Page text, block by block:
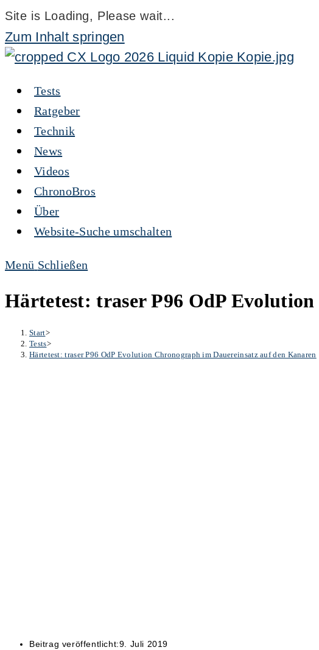
Site is Loading, Please wait...
Zum Inhalt springen
Tests
Ratgeber
Technik
News
Videos
ChronoBros
Über
Website-Suche umschalten
Menü Schließen
Härtetest: traser P96 OdP
Start>
Tests>
Härtetest: traser P96 OdP Evolution Chronograph im Dauereinsatz auf den Kanaren
Beitrag veröffentlicht:9. Juli 2019